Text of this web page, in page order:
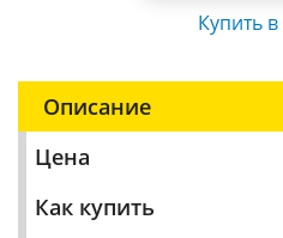
Купить в
Описание
Цена
Как купить